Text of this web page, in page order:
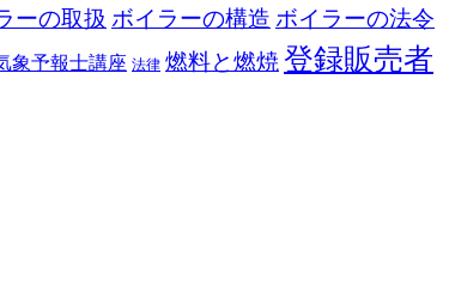
ーの取扱 ボイラーの構造 ボイラーの法令
象予報士講座 法律 燃料と燃焼 登録販売者